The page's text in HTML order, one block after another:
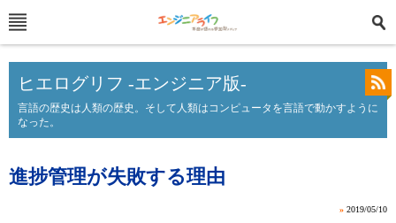
ヒエログリフ -エンジニア版-
言語の歴史は人類の歴史。そして人類はコンピュータを言語で動かすように
なった。
進捗管理が失敗する理由
» 2019/05/10